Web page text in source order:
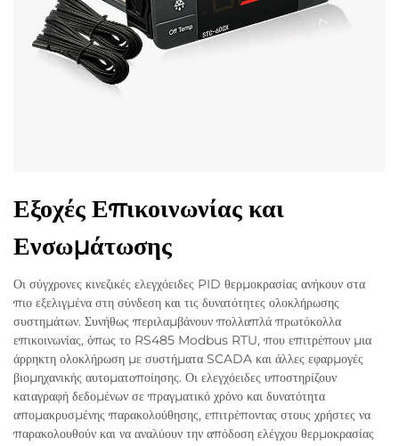
Εξοχές Επικοινωνίας και
Ενσωμάτωσης
Οι σύγχρονες κινεζικές ελεγχόειδες PID θερμοκρασίας ανήκουν στα
πιο εξελιγμένα στη σύνδεση και τις δυνατότητες ολοκλήρωσης
συστημάτων. Συνήθως περιλαμβάνουν πολλαπλά πρωτόκολλα
επικοινωνίας, όπως το RS485 Modbus RTU, που επιτρέπουν μια
άρρηκτη ολοκλήρωση με συστήματα SCADA και άλλες εφαρμογές
βιομηχανικής αυτοματοποίησης. Οι ελεγχόειδες υποστηρίζουν
καταγραφή δεδομένων σε πραγματικό χρόνο και δυνατότητα
απομακρυσμένης παρακολούθησης, επιτρέποντας στους χρήστες να
παρακολουθούν και να αναλύουν την απόδοση ελέγχου θερμοκρασίας